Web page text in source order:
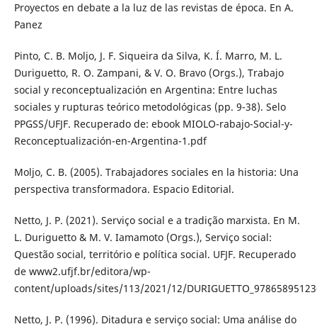
Proyectos en debate a la luz de las revistas de época. En A.
Panez
Pinto, C. B. Moljo, J. F. Siqueira da Silva, K. Í. Marro, M. L.
Duriguetto, R. O. Zampani, & V. O. Bravo (Orgs.), Trabajo
social y reconceptualización en Argentina: Entre luchas
sociales y rupturas teórico metodológicas (pp. 9-38). Selo
PPGSS/UFJF. Recuperado de: ebook MIOLO-rabajo-Social-y-
Reconceptualización-en-Argentina-1.pdf
Moljo, C. B. (2005). Trabajadores sociales en la historia: Una
perspectiva transformadora. Espacio Editorial.
Netto, J. P. (2021). Serviço social e a tradição marxista. En M.
L. Duriguetto & M. V. Iamamoto (Orgs.), Serviço social:
Questão social, território e política social. UFJF. Recuperado
de www2.ufjf.br/editora/wp-
content/uploads/sites/113/2021/12/
Netto, J. P. (1996). Ditadura e serviço social: Uma análise do